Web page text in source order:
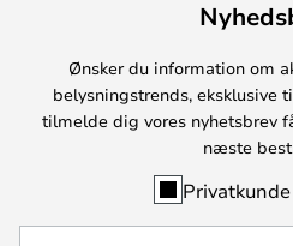
Ønsker du information om
belysningstrends, eksklusive
tilmelde dig vores nyhetsbrev
næste
Privatkunde